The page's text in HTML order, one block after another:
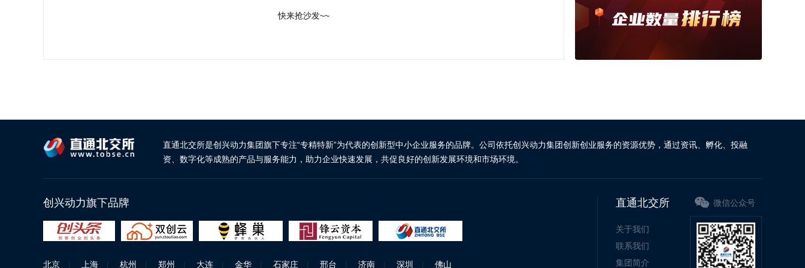
快来抢沙发~~
直通北交所是创兴动力集团旗下专注“专精特新”为代表的创新型中小企业服务的品牌。公司依托创兴动力集团创新创业服务的资源优势，通过资讯、孵化、投融
资、数字化等成熟的产品与服务能力，助力企业快速发展，共促良好的创新发展环境和市场环境。
创兴动力旗下品牌
北京 | 上海 | 杭州 | 郑州 | 大连 | 金华 | 石家庄 | 邢台 | 济南 | 深圳 | 佛山
直通北交所
关于我们
联系我们
集团简介
微信公众号